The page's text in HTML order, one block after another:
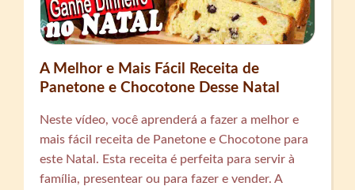
A Melhor e Mais Fácil Receita de
Panetone e Chocotone Desse Natal
Neste vídeo, você aprenderá a fazer a melhor e
mais fácil receita de Panetone e Chocotone para
este Natal. Esta receita é perfeita para servir à
família, presentear ou para fazer e vender. A